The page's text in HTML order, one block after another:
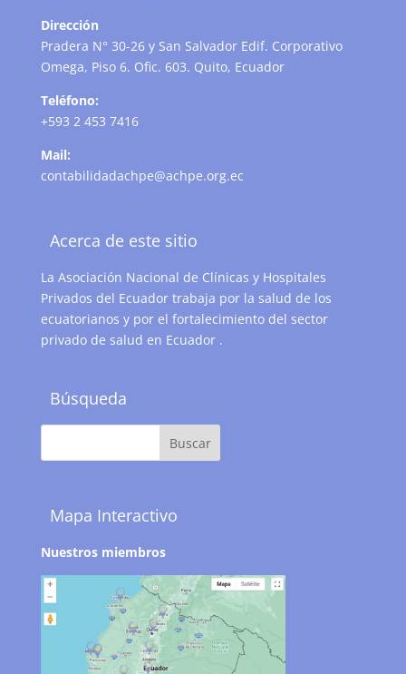
Dirección
Pradera N° 30-26 y San Salvador Edif. Corporativo
Omega, Piso 6. Ofic. 603. Quito, Ecuador
Teléfono:
+593 2 453 7416
Mail:
contabilidadachpe@achpe.org.ec
Acerca de este sitio
La Asociación Nacional de Clínicas y Hospitales
Privados del Ecuador trabaja por la salud de los
ecuatorianos y por el fortalecimiento del sector
privado de salud en Ecuador .
Búsqueda
Mapa Interactivo
Nuestros miembros